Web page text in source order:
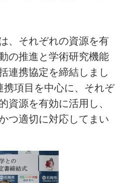
、それぞれの資源を有
の推進と学術研究機能
連携協定を締結しまし
携項目を中心に、それぞ
資源を有効に活用し、
つ適切に対応してまい